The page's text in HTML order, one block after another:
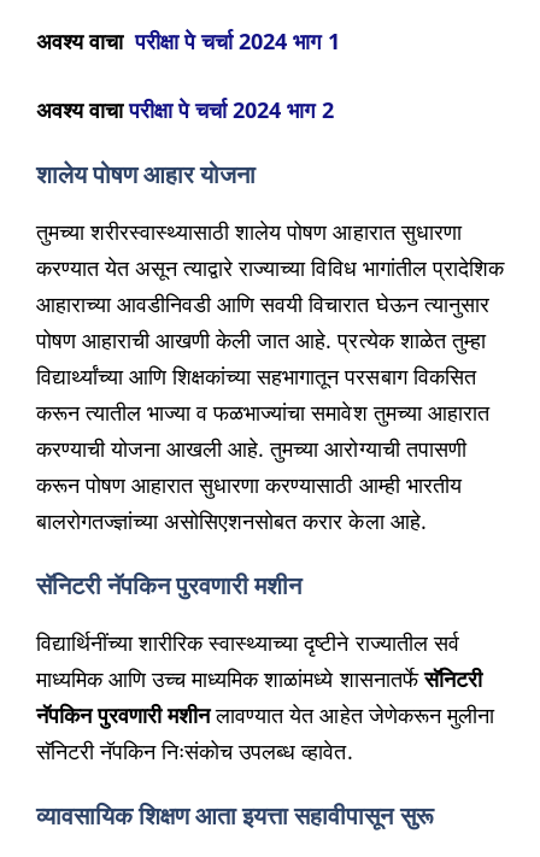
अवश्य वाचापरीक्षा पे चर्चा 2024 भाग 1
अवश्य वाचा परीक्षा पे चर्चा 2024 भाग 2
शालेय पोषण आहार योजना
तुमच्या शरीरस्वास्थ्यासाठी शालेय पोषण आहारात सुधारणा
करण्यात येत असून त्याद्वारे राज्याच्या विविध भागांतील प्रादेशिक
आहाराच्या आवडीनिवडी आणि सवयी विचारात घेऊन त्यानुसार
पोषण आहाराची आखणी केली जात आहे. प्रत्येक शाळेत तुम्हा
विद्यार्थ्यांच्या आणि शिक्षकांच्या सहभागातून परसबाग विकसित
करून त्यातील भाज्या व फळभाज्यांचा समावेश तुमच्या आहारात
करण्याची योजना आखली आहे. तुमच्या आरोग्याची तपासणी
करून पोषण आहारात सुधारणा करण्यासाठी आम्ही भारतीय
बालरोगतज्ज्ञांच्या असोसिएशनसोबत करार केला आहे.
सॅनिटरी नॅपकिन पुरवणारी मशीन
विद्यार्थिनींच्या शारीरिक स्वास्थ्याच्या दृष्टीने राज्यातील सर्व
माध्यमिक आणि उच्च माध्यमिक शाळांमध्ये शासनातर्फेसॅनिटरी
नॅपकिन पुरवणारी मशीनलावण्यात येत आहेत जेणेकरून मुलीना
सॅनिटरी नॅपकिन निःसंकोच उपलब्ध व्हावेत.
व्यावसायिक शिक्षण आता इयत्ता सहावीपासून सुरू